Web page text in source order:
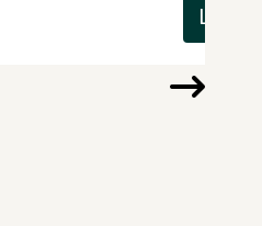
Les